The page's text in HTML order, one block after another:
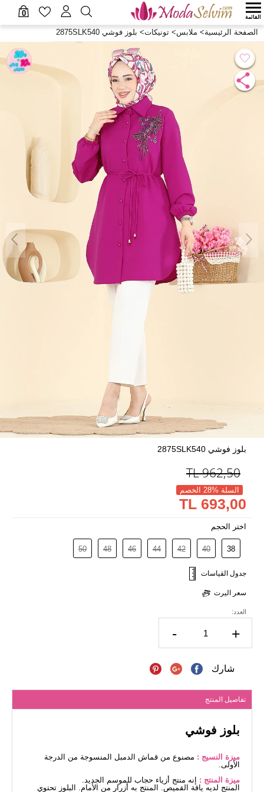
0 القائمة
الصفحة الرئيسية> ملابس> تونيكات> بلوز فوشي 2875SLK540
بلوز فوشي 2875SLK540
962,50
TL
السلة %28 الخصم
693,00 TL
اختر الحجم
38
40
42
44
46
48
50
جدول القياسات
سعر اليرت
العدد:
- +
شارك
تفاصيل المنتج
بلوز فوشي
ميزة النسيج : مصنوع من قماش الدمبل المنسوجة من الدرجة
الأولى.
ميزة المنتج : إنه منتج أزياء حجاب للموسم الجديد.
المنتج لديه ياقة القميص. المنتج به أزرار من الأمام. البلوز تحتوي